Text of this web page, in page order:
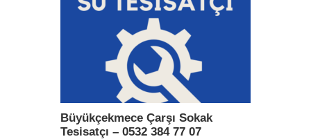
Büyükçekmece Çarşı Sokak
Tesisatçı – 0532 384 77 07